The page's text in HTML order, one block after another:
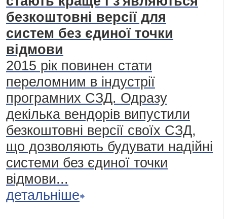
безкоштовні версії для
систем без єдиної точки
відмови
2015 рік повинен стати
переломним в індустрії
програмних СЗД. Одразу
декілька вендорів випустили
безкоштовні версії своїх СЗД,
що дозволяють будувати надійні
системи без єдиної точки
відмови...
детальніше